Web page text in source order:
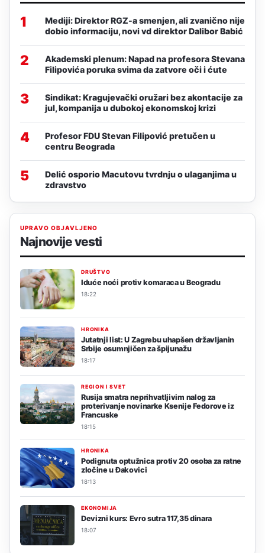
1
Mediji: Direktor RGZ-a smenjen, ali zvanično nije
dobio informaciju, novi vd direktor Dalibor Babić
2
Akademski plenum: Napad na profesora Stevana
Filipovića poruka svima da zatvore oči i ćute
3
Sindikat: Kragujevački oružari bez akontacije za
jul, kompanija u dubokoj ekonomskoj krizi
4
Profesor FDU Stevan Filipović pretučen u
centru Beograda
5
Delić osporio Macutovu tvrdnju o ulaganjima u
zdravstvo
UPRAVO OBJAVLJENO
Najnovije vesti
DRUŠTVO
Iduće noći protiv komaraca u Beogradu
18:22
HRONIKA
Jutatnji list: U Zagrebu uhapšen državljanin
Srbije osumnjičen za špijunažu
18:17
REGION I SVET
Rusija smatra neprihvatljivim nalog za
proterivanje novinarke Ksenije Fedorove iz
Francuske
18:15
HRONIKA
Podignuta optužnica protiv 20 osoba za ratne
zločine u Đakovici
18:13
EKONOMIJA
Devizni kurs: Evro sutra 117,35 dinara
18:07